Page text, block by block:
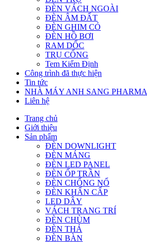
ĐÈN VÁCH NGOÀI
ĐÈN ÂM ĐẤT
ĐÈN GHIM CỎ
ĐÈN HỒ BƠI
RAM DỐC
TRỤ CỔNG
Tem Kiểm Định
Công trình đã thực hiện
Tin tức
NHÀ MÁY ANH SANG PHARMA
Liên hệ
Trang chủ
Giới thiệu
Sản phẩm
ĐÈN DOWNLIGHT
ĐÈN MÁNG
ĐÈN LED PANEL
ĐÈN ỐP TRẦN
ĐÈN CHỐNG NỔ
ĐÈN KHẨN CẤP
LED DÂY
VÁCH TRANG TRÍ
ĐÈN CHÙM
ĐÈN THẢ
ĐÈN BÀN